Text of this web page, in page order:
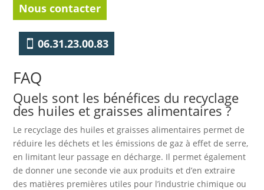
Nous contacter
06.31.23.00.83
FAQ
Quels sont les bénéfices du recyclage
des huiles et graisses alimentaires ?
Le recyclage des huiles et graisses alimentaires permet de
réduire les déchets et les émissions de gaz à effet de serre,
en limitant leur passage en décharge. Il permet également
de donner une seconde vie aux produits et d’en extraire
des matières premières utiles pour l’industrie chimique ou